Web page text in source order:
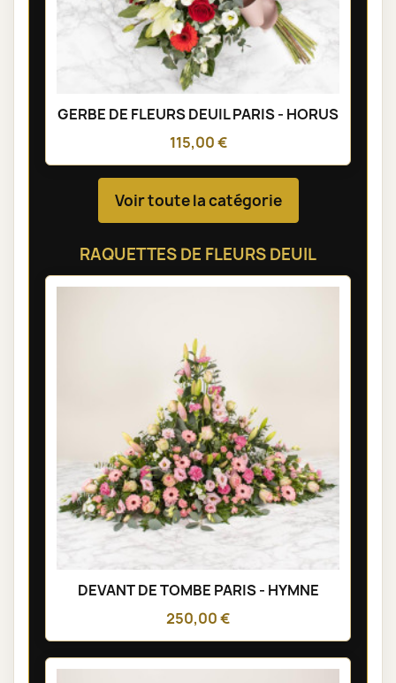
GERBE DE FLEURS DEUIL PARIS - HORUS
115,00 €
Voir toute la catégorie
RAQUETTES DE FLEURS DEUIL
DEVANT DE TOMBE PARIS - HYMNE
250,00 €